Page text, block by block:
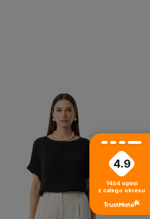
4.9
1454 opinii
z całego okresu